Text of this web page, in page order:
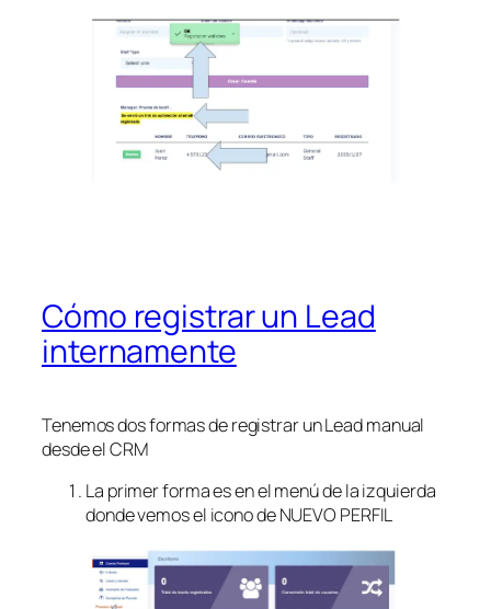
Cómo registrar un Lead
internamente
Tenemos dos formas de registrar un Lead manual
desde el CRM
La primer forma es en el menú de la izquierda
donde vemos el icono de NUEVO PERFIL